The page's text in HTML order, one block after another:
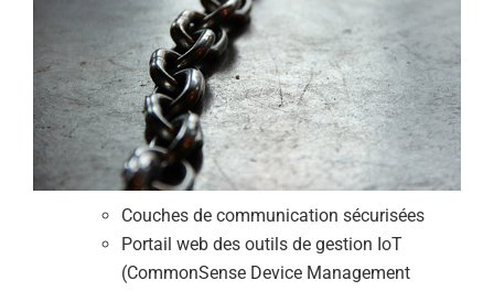
Couches de communication sécurisées
Portail web des outils de gestion IoT
(CommonSense Device Management